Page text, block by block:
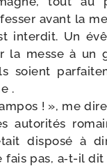
avant la
inter­dit. Un
la messe à un
soient
.
! », me
auto­ri­tés
dis­po­sé à
fais pas, a‑t-​il